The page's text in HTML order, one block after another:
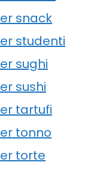
snack
studenti
sughi
sushi
tartufi
tonno
torte